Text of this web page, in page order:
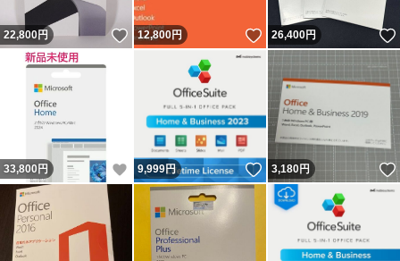
22,800円 いいね！
12,800円 いいね！
26,400円
33,800 円 いいね！
9,999円 いいね！
3,180円